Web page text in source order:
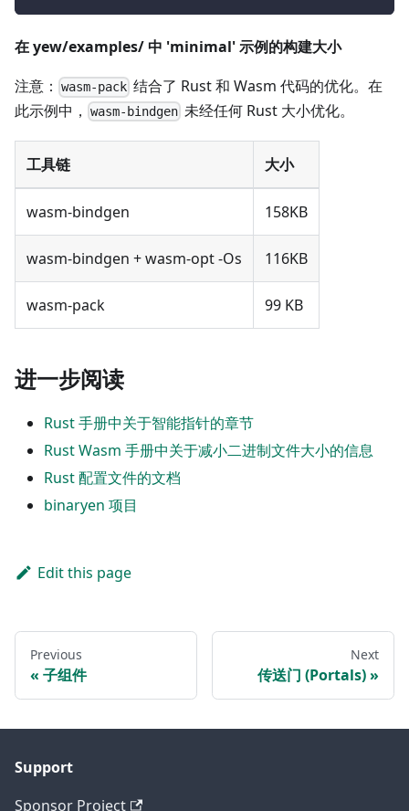
在 yew/examples/ 中 'minimal' 示例的构建大小
注意：
wasm-pack 结合了 Rust 和 Wasm 代码的优化。在
此示例中，
wasm-bindgen 未经任何 Rust 大小优化。
工具链 大小
wasm-bindgen 158KB
wasm-bindgen + wasm-opt -Os 116KB
wasm-pack 99 KB
进一步阅读
Rust 手册中关于智能指针的章节
Rust Wasm 手册中关于减小二进制文件大小的信息
Rust 配置文件的文档
binaryen 项目
Edit this page
Previous
子组件
Next
传送门 (Portals)
Support
Sponsor Project